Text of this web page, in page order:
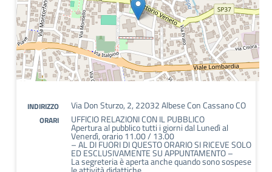
INDIRIZZO Via Don Sturzo, 2, 22032 Albese Con Cassano CO
ORARI UFFICIO RELAZIONI CON IL PUBBLICO
Apertura al pubblico tutti i giorni dal Lunedì al
Venerdì, orario 11.00 / 13.00
– AL DI FUORI DI QUESTO ORARIO SI RICEVE SOLO
ED ESCLUSIVAMENTE SU APPUNTAMENTO –
La segreteria è aperta anche quando sono sospese